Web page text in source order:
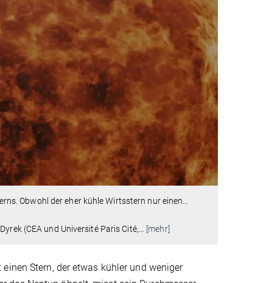
Obwohl der eher kühle Wirtsstern nur einen
(CEA und Université Paris Cité,
[mehr]
Stern, der etwas kühler und weniger